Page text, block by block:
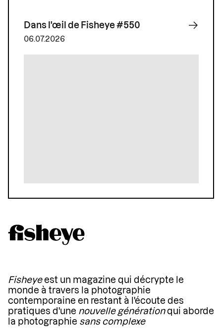
Dans l'œil de Fisheye #550
06.07.2026
Fisheyeest un magazine qui décrypte le
monde à travers la photographie
contemporaine en restant à l'écoute des
pratiques d'une nouvelle générationqui aborde
la photographie sans complexe